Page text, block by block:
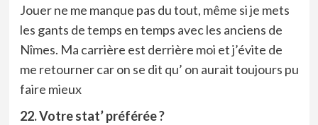
Jouer ne me manque pas du tout, même si je mets
les gants de temps en temps avec les anciens de
Nîmes. Ma carrière est derrière moi et j’évite de
me retourner car on se dit qu’ on aurait toujours pu
faire mieux
22. Votre stat’ préférée ?